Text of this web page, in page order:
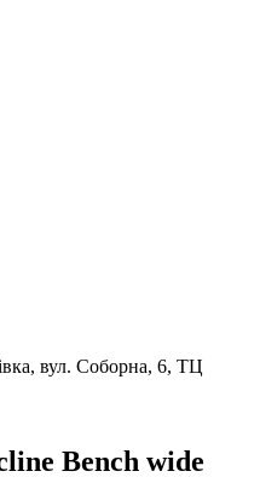
вул. Соборна, 6, ТЦ
Bench wide